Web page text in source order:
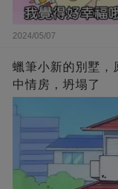
2024/05/07
蠟筆小新的別墅，
中情房，坍塌了